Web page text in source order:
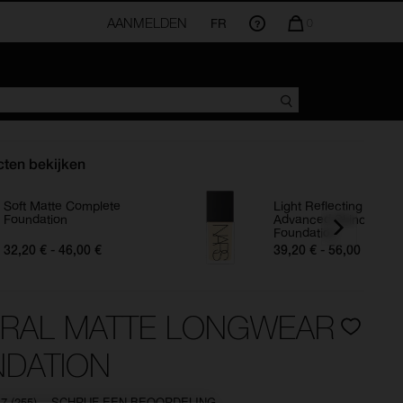
AANMELDEN FR
bekijken
Soft Matte Complete
Foundation
32,20 € - 46,00 €
Light Reflecting
Advanced Skincare
Foundation
39,20 € - 56,00 €
MATTE LONGWEAR